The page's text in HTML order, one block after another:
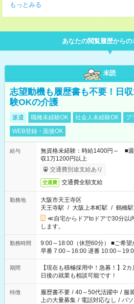
もっとみる
あなたの閲覧履歴からの
未読
志望動機も履歴書も不要！日
験OKの介護
派遣 職種未経験OK 社会人未経験OK
ブ
WEB登録・面接OK
給与
無資格未経験：時給1400円～ ■
収1万1200円以上
交通費別途支給あり
交通費 交通費全額支給
勤務地
大阪市天王寺区
天王寺駅 / 大阪上本町駅 / 鶴橋駅
≪自宅からドアtoドアで30分以
します。
勤務時間
9:00～18:00（休憩60分） ■ご希望があれば下記シフトもOK！
早番 7:00～16:00 遅番 10:00～19:00 「家族と休みを合わ
い」 「余裕を持って夕飯の準備が
たくない」 など、ご希望を教えてください
の方へ 今ご覧のお仕事で希望する
の勤務時間。 合計で週40時間を超
期間
【現在も積極採用中！急募！】2
日後の就業も相談可能です！
特徴 履歴書不要 / 40～50代活躍中 / 服
上の大量募集 / 電話対応なし / パ